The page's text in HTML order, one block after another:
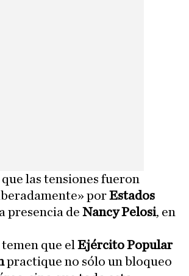
las tensiones fueron
porEstados
presencia de Nancy Pelosi, en
que el Ejército Popular
practique no sólo un bloqueo